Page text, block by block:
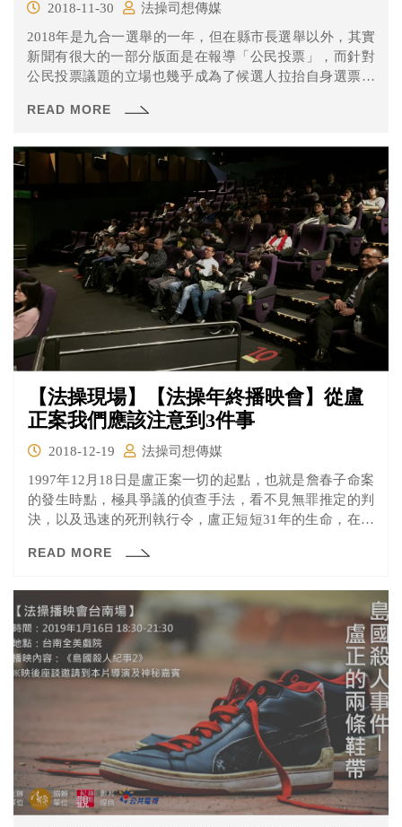
2018-11-30
法操司想傳媒
2018年是九合一選舉的一年，但在縣市長選舉以外，其實
新聞有很大的一部分版面是在報導「公民投票」，而針對
公民投票議題的立場也幾乎成為了候選人拉抬自身選票的
READ MORE
【法操現場】【法操年終播映會】從盧
正案我們應該注意到3件事
2018-12-19
法操司想傳媒
1997年12月18日是盧正案一切的起點，也就是詹春子命案
的發生時點，極具爭議的偵查手法，看不見無罪推定的判
決，以及迅速的死刑執行令，盧正短短31年的生命，在司
READ MORE